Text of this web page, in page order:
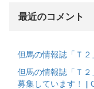
最近のコメント
但馬の情報誌「Ｔ
但馬の情報誌「Ｔ
募集しています！ |